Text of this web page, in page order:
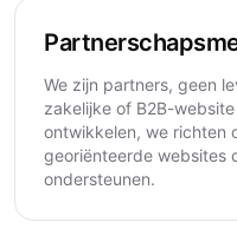
We zijn partners, geen
zakelijke of B2B-
ontwikkelen, we richten
georiënteerde websites
ondersteunen.